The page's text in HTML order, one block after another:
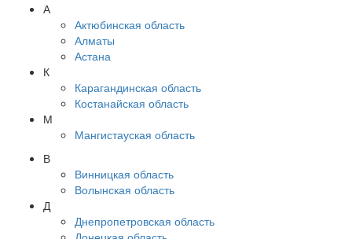
А
Актюбинская область
Алматы
Астана
К
Карагандинская область
Костанайская область
М
Мангистауская область
В
Винницкая область
Волынская область
Д
Днепропетровская область